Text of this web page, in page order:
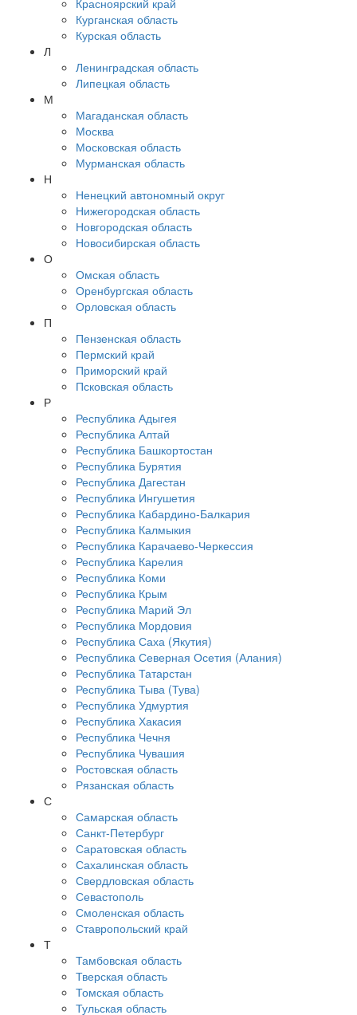
Красноярский край
Курганская область
Курская область
Л
Ленинградская область
Липецкая область
М
Магаданская область
Москва
Московская область
Мурманская область
Н
Ненецкий автономный округ
Нижегородская область
Новгородская область
Новосибирская область
О
Омская область
Оренбургская область
Орловская область
П
Пензенская область
Пермский край
Приморский край
Псковская область
Р
Республика Адыгея
Республика Алтай
Республика Башкортостан
Республика Бурятия
Республика Дагестан
Республика Ингушетия
Республика Кабардино-Балкария
Республика Калмыкия
Республика Карачаево-Черкессия
Республика Карелия
Республика Коми
Республика Крым
Республика Марий Эл
Республика Мордовия
Республика Саха (Якутия)
Республика Северная Осетия (Алания)
Республика Татарстан
Республика Тыва (Тува)
Республика Удмуртия
Республика Хакасия
Республика Чечня
Республика Чувашия
Ростовская область
Рязанская область
С
Самарская область
Санкт-Петербург
Саратовская область
Сахалинская область
Свердловская область
Севастополь
Смоленская область
Ставропольский край
Т
Тамбовская область
Тверская область
Томская область
Тульская область